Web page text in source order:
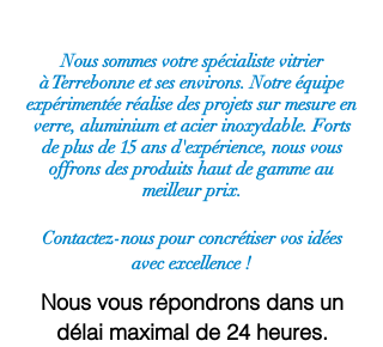
Nous sommes votre spécialiste vitrier
àTerrebonneet ses environs. Notre équipe
expérimentée réalise des projets sur mesure en
verre, aluminium et acier inoxydable. Forts
de plus de 15 ans d'expérience, nous vous
offrons des produits haut de gamme au
meilleur prix.
Contactez-nous pour concrétiser vos idées
avec excellence !
Nous vous répondrons dans un
délai maximal de 24 heures.